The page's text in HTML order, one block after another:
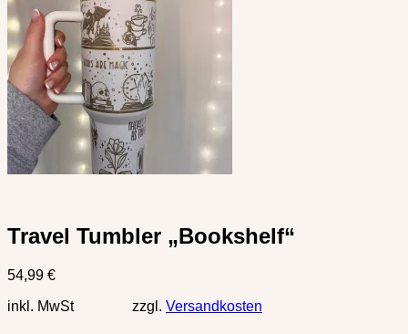
Travel Tumbler „Bookshelf“
54,99 €
inkl. MwSt zzgl. Versandkosten